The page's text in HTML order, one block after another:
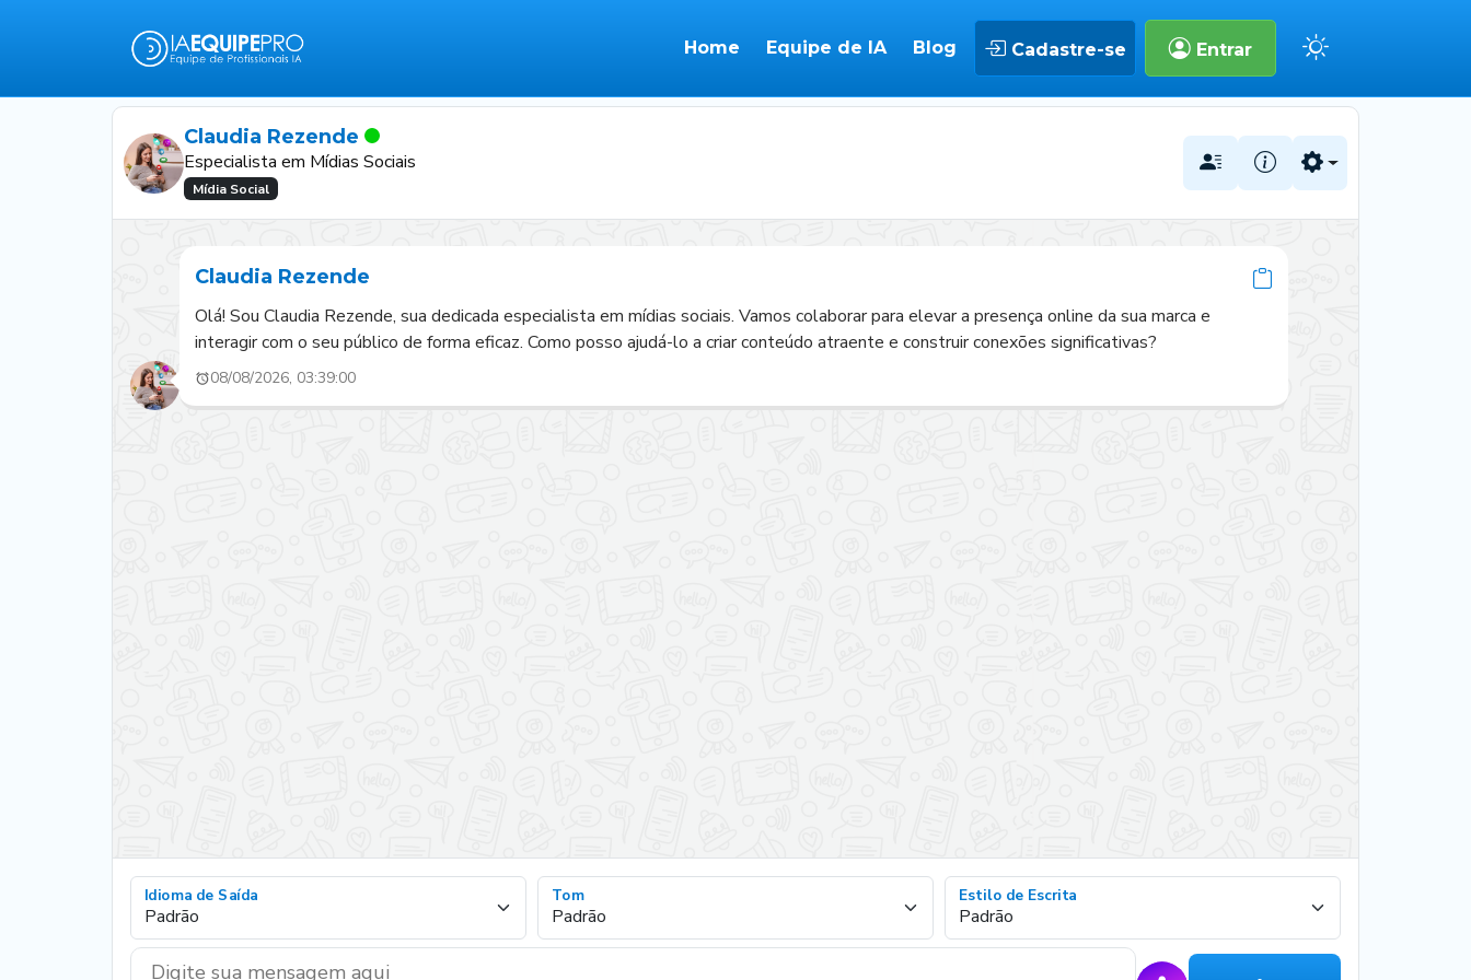
Home Equipe de IA Blog Cadastre-se Entrar
Claudia Rezende
Especialista em Mídias Sociais
Mídia Social
Claudia Rezende
Olá! Sou Claudia Rezende, sua dedicada especialista em mídias sociais. Vamos colaborar para elevar a presença online da sua marca e
interagir com o seu público de forma eficaz. Como posso ajudá-lo a criar conteúdo atraente e construir conexões significativas?
08/08/2026, 03:39:00
Idioma de Saída Tom Estilo de Escrita